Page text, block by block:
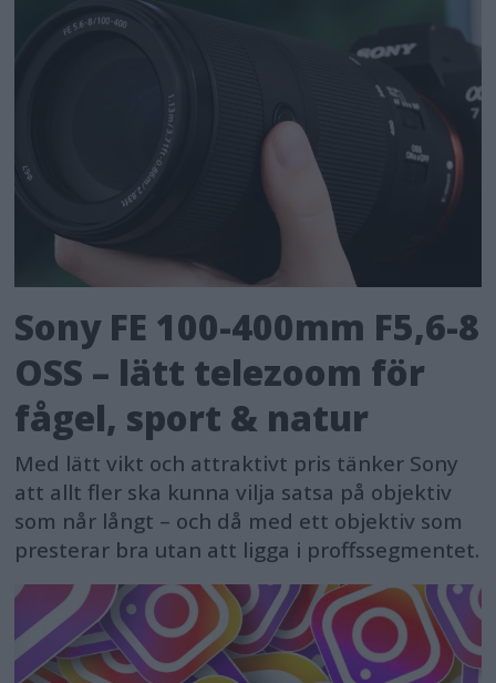
Sony FE 100-400mm F5,6-8
OSS – lätt telezoom för
fågel, sport & natur
Med lätt vikt och attraktivt pris tänker Sony
att allt fler ska kunna vilja satsa på objektiv
som når långt – och då med ett objektiv som
presterar bra utan att ligga i proffssegmentet.